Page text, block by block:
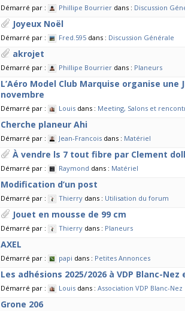
Démarré par : Phillipe Bourrier dans : Discussion
Joyeux Noël
Démarré par : Fred.595 dans : Discussion Générale
akrojet
Démarré par : Phillipe Bourrier dans : Planeurs
L’Aéro Model Club Marquise organise une
novembre
Démarré par : Louis dans : Meeting, Salons et
Cherche planeur Ahi
Démarré par : Jean-Francois dans : Matériel
À vendre ls 7 tout fibre par Clement
Démarré par : Raymond dans : Matériel
Modification d’un post
Démarré par : Thierry dans : Utilisation du forum
Jouet en mousse de 99 cm
Démarré par : Thierry dans : Planeurs
AXEL
Démarré par : papi dans : Petites Annonces
Les adhésions 2025/2026 à VDP Blanc-
Démarré par : Louis dans : Association VDP Blanc-Nez
Grone 206